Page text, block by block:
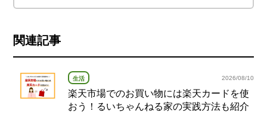
関連記事
生活 2026/08/10
楽天市場でのお買い物には楽天カードを使
おう！るいちゃんねる家の実践方法も紹介